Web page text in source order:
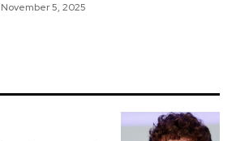
November 5, 2025